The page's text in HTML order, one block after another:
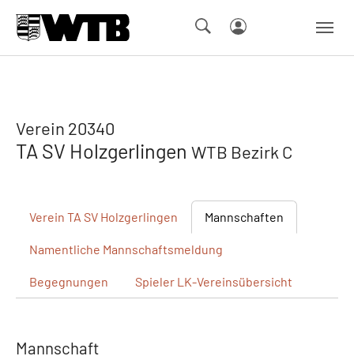
Verein 20340
TA SV Holzgerlingen WTB Bezirk C
Verein TA SV Holzgerlingen Mannschaften
Namentliche Mannschaftsmeldung
Begegnungen Spieler LK-Vereinsübersicht
Mannschaft